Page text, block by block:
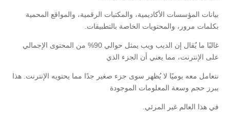
بيانات المؤسسات الأكاديمية، والمكتبات الرقمية، والمواقع المحمية
بكلمات مرور، والمحتويات الخاصة بالتطبيقات.
غالبًا ما يُقال إن الديب ويب يمثل حوالي 90% من المحتوى الإجمالي
على الإنترنت، مما يعني أن الجزء الذي
نتعامل معه يوميًا لا يُظهر سوى جزء صغير جدًا مما يحتويه الإنترنت. هذا
يبرز حجم وسعة المعلومات الموجودة
في هذا العالم غير المرئي.